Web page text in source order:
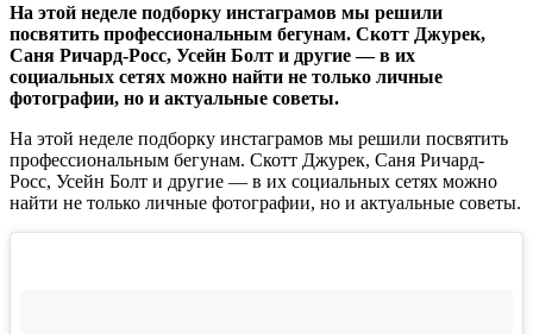
На этой неделе подборку инстаграмов мы решили
посвятить профессиональным бегунам. Скотт Джурек,
Саня Ричард-Росс, Усейн Болт и другие — в их
социальных сетях можно найти не только личные
фотографии, но и актуальные советы.
На этой неделе подборку инстаграмов мы решили посвятить
профессиональным бегунам. Скотт Джурек, Саня Ричард-
Росс, Усейн Болт и другие — в их социальных сетях можно
найти не только личные фотографии, но и актуальные советы.